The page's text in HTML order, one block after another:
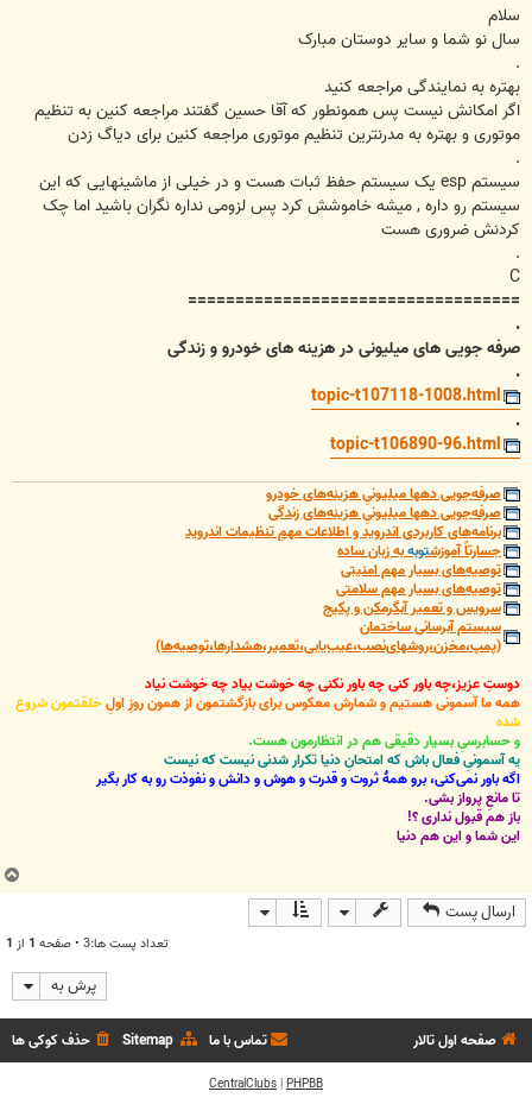
سلام
سال نو شما و سایر دوستان مبارک
.
بهتره به نمایندگی مراجعه کنید
اگر امکانش نیست پس همونطور که آقا حسین گفتند مراجعه کنین به تنظیم
موتوری و بهتره به مدرنترین تنظیم موتوری مراجعه کنین برای دیاگ زدن
.
سیستم esp یک سیستم حفظ ثبات هست و در خیلی از ماشینهایی که این
سیستم رو داره , میشه خاموشش کرد پس لزومی نداره نگران باشید اما چک
کردنش ضروری هست
.
C
===================================
.
صرفه جویی های میلیونی در هزینه های خودرو و زندگی
.
topic-t107118-1008.html
.
topic-t106890-96.html
صرفه‌جویی دهها میلیونیِ هزینه‌های خودرو
صرفه‌جویی دهها میلیونیِ هزینه‌های زندگی
برنامه‌های کاربردی اندروید و اطلاعات مهمِ تنظیمات اندروید
جسارتاً آموزشتوبهبه زبان ساده
توصیه‌های بسیار مهم امنیتی
توصیه‌های بسیار مهم سلامتی
سرویس و تعمیر آبگرمکن و پکیج
سیستم آبرسانی ساختمان
(پمپ،مخزن،روشهای‌نصب،عیب‌یابی،تعمیر،هشدارها،توصیه‌ها)
دوستِ عزیز،چه باور کنی چه باور نکنی چه خوشت بیاد چه خوشت نیاد
همه ما آسمونی هستیم و شمارش معکوس برای بازگشتمون از همون روزِ اولِخلقتمون شروع
شده
و حسابرسیِ بسیار دقیقی هم در انتظارمون هست.
یه آسمونیِ فعال باش که امتحانِ دنیا تکرار شدنی نیست که نیست
اگه باور نمی‌کنی، برو همۀ ثروت و قدرت و هوش و دانش و نفوذت رو به کار بگیر
تا مانعِ پرواز بشی.
باز هم قبول نداری ؟!
این شما و این هم دنیا
ارسال پست
تعداد پست ها:3 • صفحه 1 از 1
پرش به
صفحه اول تالار حذف کوکی ها Sitemap تماس با ما
PHPBB
|
CentralClubs